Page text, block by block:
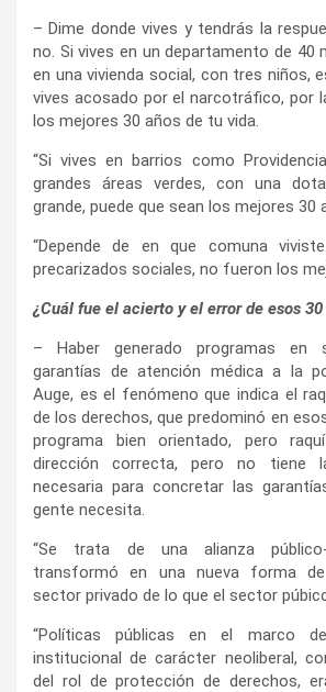
– Dime donde vives y tendrás la
no. Si vives en un departamento de 40
en una vivienda social, con tres niños,
vives acosado por el narcotráfico, por
los mejores 30 años de tu vida.
“Si vives en barrios como
grandes áreas verdes, con una
grande, puede que sean los mejores 30
“Depende de en que comuna
precarizados sociales, no fueron los
¿Cuál fue el acierto y el error de esos 30
– Haber generado programas en
garantías de atención médica a la
Auge, es el fenómeno que indica el
de los derechos, que predominó en
programa bien orientado, pero
dirección correcta, pero no tiene
necesaria para concretar las
gente necesita.
“Se trata de una alianza
transformó en una nueva forma
sector privado de lo que el sector
“Políticas públicas en el marco
institucional de carácter neoliberal,
del rol de protección de derechos,